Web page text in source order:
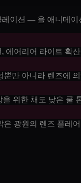
이션 — 을 애니메이
어리어 라이트 확
만 아니라 렌즈에
위한 채도 낮은 쿨
광원의 렌즈 플레